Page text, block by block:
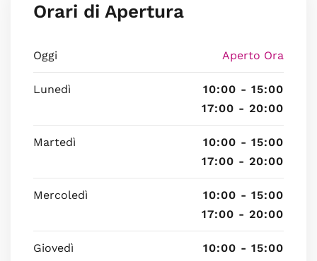
Orari di Apertura
Oggi Aperto Ora
Lunedì
10:00 - 15:00
17:00 - 20:00
Martedì
10:00 - 15:00
17:00 - 20:00
Mercoledì
10:00 - 15:00
17:00 - 20:00
Giovedì
10:00 - 15:00